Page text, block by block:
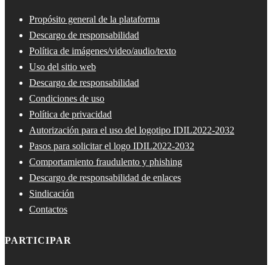
Propósito general de la plataforma
Descargo de responsabilidad
Política de imágenes/video/audio/texto
Uso del sitio web
Descargo de responsabilidad
Condiciones de uso
Política de privacidad
Autorización para el uso del logotipo IDIL2022-2032
Pasos para solicitar el logo IDIL2022-2032
Comportamiento fraudulento y phishing
Descargo de responsabilidad de enlaces
Sindicación
Contactos
PARTICIPAR